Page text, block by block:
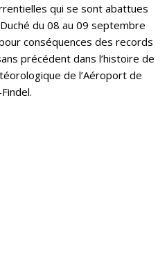
qui se sont abattues
du 08 au 09 septembre
conséquences des records
précédent dans l’histoire de
de l’Aéroport de